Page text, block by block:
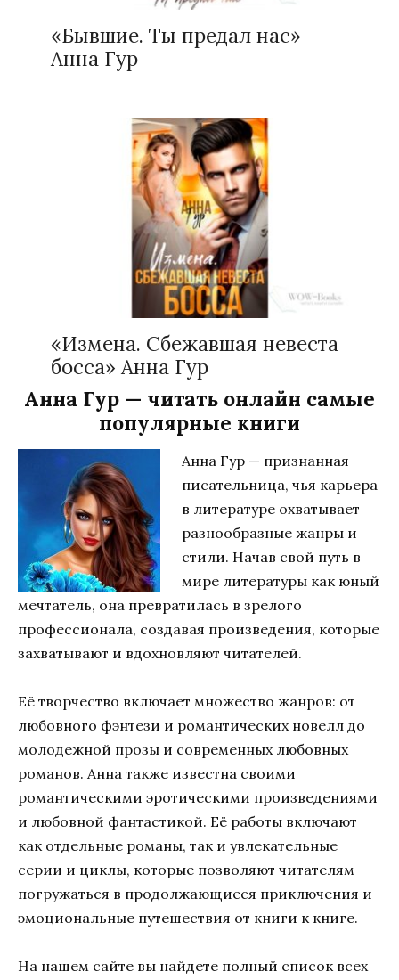
«Бывшие. Ты предал нас»
Анна Гур
«Измена. Сбежавшая невеста
босса» Анна Гур
Анна Гур — читать онлайн самые
популярные книги
Анна Гур — признанная
писательница, чья карьера
в литературе охватывает
разнообразные жанры и
стили. Начав свой путь в
мире литературы как юный
мечтатель, она превратилась в зрелого
профессионала, создавая произведения, которые
захватывают и вдохновляют читателей.
Её творчество включает множество жанров: от
любовного фэнтези и романтических новелл до
молодежной прозы и современных любовных
романов. Анна также известна своими
романтическими эротическими произведениями
и любовной фантастикой. Её работы включают
как отдельные романы, так и увлекательные
серии и циклы, которые позволяют читателям
погружаться в продолжающиеся приключения и
эмоциональные путешествия от книги к книге.
На нашем сайте вы найдете полный список всех